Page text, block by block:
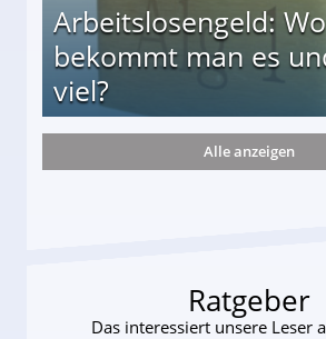
Arbeitslosengeld:
bekommt man es
viel?
und wie viel?
Alle anzeigen
Ratgeber
Das interessiert unsere Leser